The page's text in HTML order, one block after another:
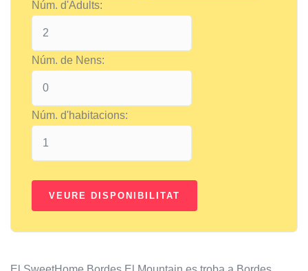
Núm. d'Adults:
Núm. de Nens:
Núm. d'habitacions: